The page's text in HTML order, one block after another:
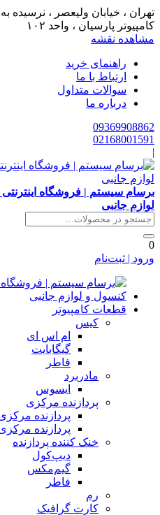
تهران ، خیابان ولیعصر ، نرسیده
کامپیوتر پارسیان ، واحد ۱۰۲
مشاهده نقشه
راهنمای خرید
ارتباط با ما
سوالات متداول
درباره ما
09369908862
02168001591
|
برسام سیستم | فروشگاه
لوازم جانبی
0
ورود | ثبت‌نام
قطعات کامپیوتر
کیس
ام اس ای
گیگابایت
فاطر
مادربرد
ایسوس
پردازنده مرکزی
پردازنده
پردازنده
خنک کننده پردازنده
دیپ‌کول
گیم‌مکس
فاطر
رم
کارت گرافیک